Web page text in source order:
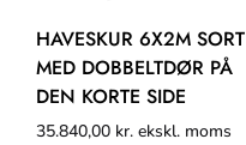
HAVESKUR 6X2M SORT
MED DOBBELTDØR PÅ
DEN KORTE SIDE
35.840,00 kr. ekskl. moms